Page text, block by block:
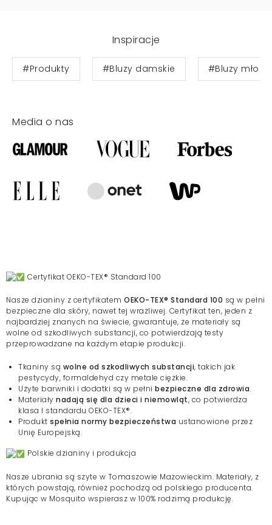
Inspiracje
#Produkty #Bluzy damskie #Bluzy
Media o nas
Certyfikat OEKO-TEX® Standard 100
Nasze dzianiny z certyfikatem OEKO-TEX® Standard 100 są w pełni
bezpieczne dla skóry, nawet tej wrażliwej. Certyfikat ten, jeden z
najbardziej znanych na świecie, gwarantuje, że materiały są
wolne od szkodliwych substancji, co potwierdzają testy
przeprowadzane na każdym etapie produkcji.
Tkaniny są wolne od szkodliwych substancji, takich jak
pestycydy, formaldehyd czy metale ciężkie.
Użyte barwniki i dodatki są w pełni bezpieczne dla zdrowia.
Materiały nadają się dla dzieci i niemowląt, co potwierdza
klasa I standardu OEKO-TEX®.
Produkt spełnia normy bezpieczeństwa ustanowione przez
Unię Europejską.
Polskie dzianiny i produkcja
Nasze ubrania są szyte w Tomaszowie Mazowieckim. Materiały, z
których powstają, również pochodzą od polskiego producenta.
Kupując w Mosquito wspierasz w 100% rodzimą produkcję.